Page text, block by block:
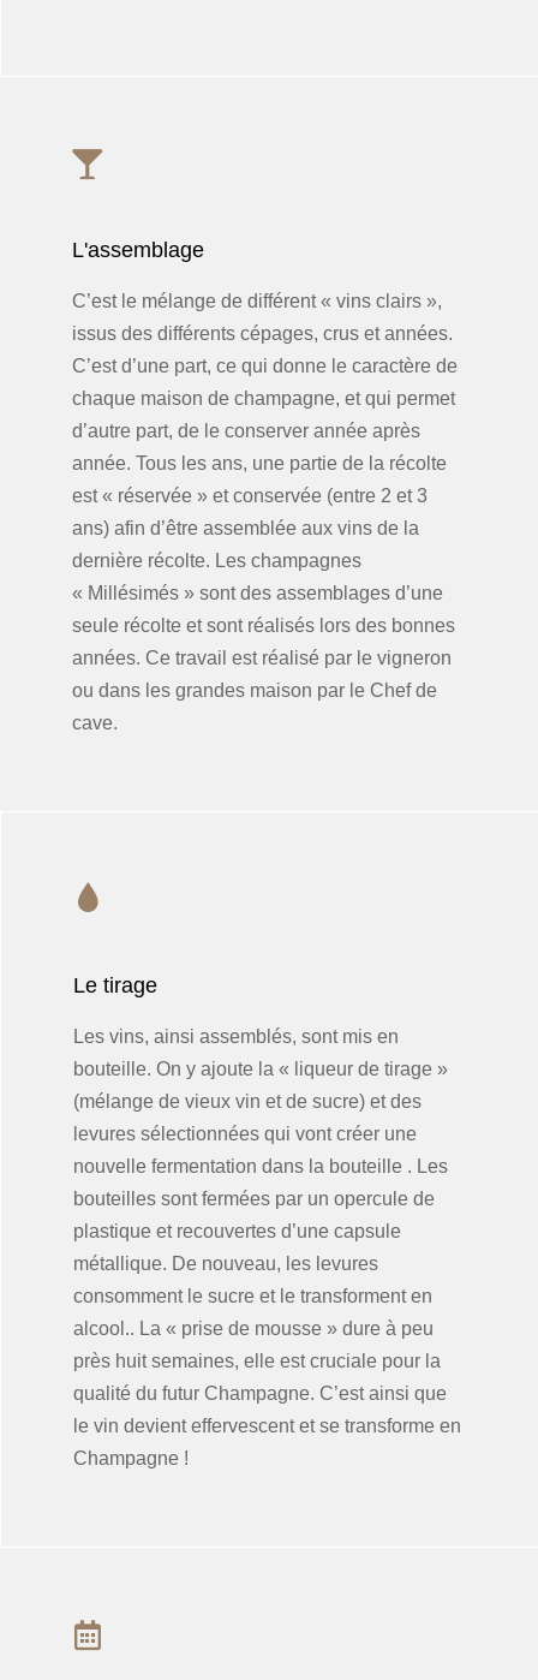
L'assemblage
C’est le mélange de différent « vins clairs »,
issus des différents cépages, crus et années.
C’est d’une part, ce qui donne le caractère de
chaque maison de champagne, et qui permet
d’autre part, de le conserver année après
année. Tous les ans, une partie de la récolte
est « réservée » et conservée (entre 2 et 3
ans) afin d’être assemblée aux vins de la
dernière récolte. Les champagnes
« Millésimés » sont des assemblages d’une
seule récolte et sont réalisés lors des bonnes
années. Ce travail est réalisé par le vigneron
ou dans les grandes maison par le Chef de
cave.
Le tirage
Les vins, ainsi assemblés, sont mis en
bouteille. On y ajoute la « liqueur de tirage »
(mélange de vieux vin et de sucre) et des
levures sélectionnées qui vont créer une
nouvelle fermentation dans la bouteille . Les
bouteilles sont fermées par un opercule de
plastique et recouvertes d’une capsule
métallique. De nouveau, les levures
consomment le sucre et le transforment en
alcool.. La « prise de mousse » dure à peu
près huit semaines, elle est cruciale pour la
qualité du futur Champagne. C’est ainsi que
le vin devient effervescent et se transforme en
Champagne !